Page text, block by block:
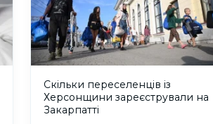
Скільки переселенців із
Херсонщини зареєстрували на
Закарпатті